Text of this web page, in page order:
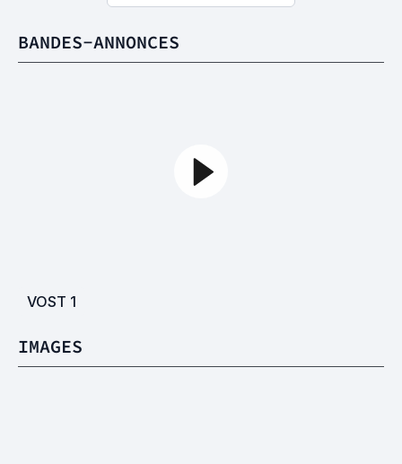
BANDES-ANNONCES
VOST 1
IMAGES